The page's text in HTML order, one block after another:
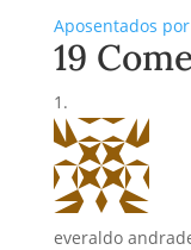
Aposentados
19
everaldo